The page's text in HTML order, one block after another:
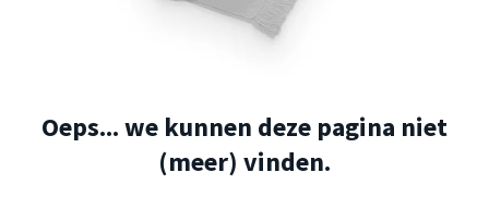
Oeps... we kunnen deze pagina niet
(meer) vinden.